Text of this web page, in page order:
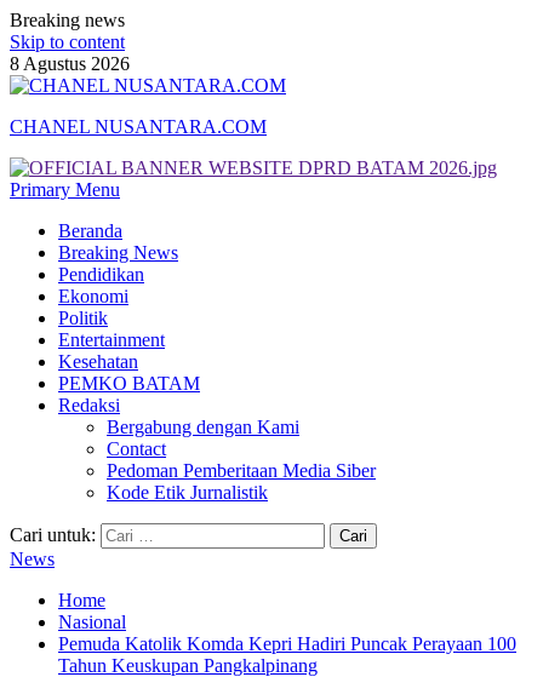
Breaking news
Skip to content
8 Agustus 2026
CHANEL NUSANTARA.COM
Primary Menu
Beranda
Breaking News
Pendidikan
Ekonomi
Politik
Entertainment
Kesehatan
PEMKO BATAM
Redaksi
Bergabung dengan Kami
Contact
Pedoman Pemberitaan Media Siber
Kode Etik Jurnalistik
Cari untuk:
News
Home
Nasional
Pemuda Katolik Komda Kepri Hadiri Puncak Perayaan 100
Tahun Keuskupan Pangkalpinang